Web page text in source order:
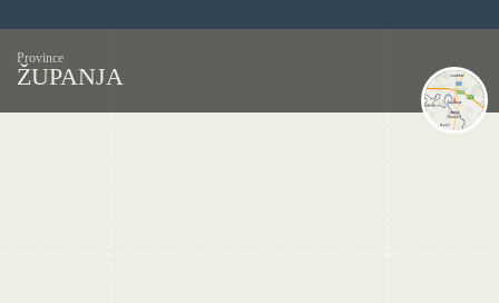
Province
ŽUPANJA